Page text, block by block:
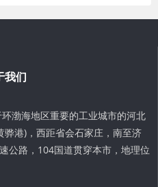
我们
渤海地区重要的工业城市的河北
港)，西距省会石家庄，南至济
公路，104国道贯穿本市，地理位